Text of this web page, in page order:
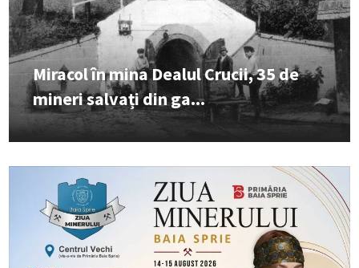
Miracol în mina Dealul Crucii, 35 de
mineri salvați din ga...